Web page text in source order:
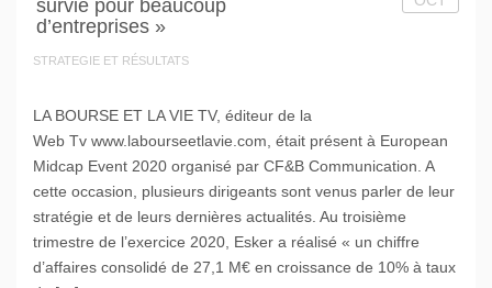
survie pour beaucoup
d’entreprises »
STRATEGIE ET RÉSULTATS
LA BOURSE ET LA VIE TV, éditeur de la
Web Tv www.labourseetlavie.com, était présent à European
Midcap Event 2020 organisé par CF&B Communication. A
cette occasion, plusieurs dirigeants sont venus parler de leur
stratégie et de leurs dernières actualités. Au troisième
trimestre de l’exercice 2020, Esker a réalisé « un chiffre
d’affaires consolidé de 27,1 M€ en croissance de 10% à taux